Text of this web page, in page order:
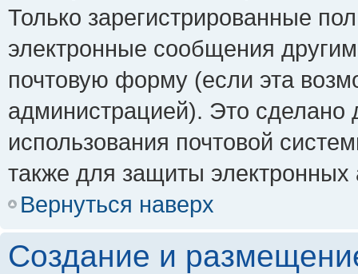
Только зарегистрированные
электронные сообщения
почтовую форму (если эта
администрацией). Это сделано
использования почтовой
также для защиты электронных
Вернуться наверх
Создание и